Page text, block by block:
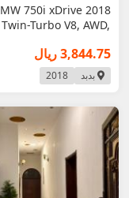
BMW 750i xDrive
Twin-Turbo V8, AWD,
3,844.75 ريال
بدبد 2018